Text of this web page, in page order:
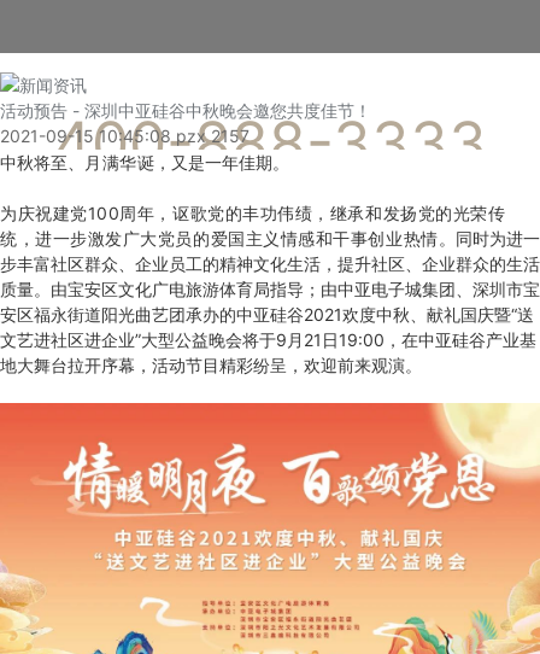
400-888-3333
活动预告 - 深圳中亚硅谷中秋晚会邀您共度佳节！
2021-09-15 10:45:08 pzx 2157
中秋将至、
月满华诞 ，又是一年佳期。
为庆祝建党100周年，讴歌党的丰功伟绩，继承和发扬党的光荣传
统，进一步激发广大党员的爱国主义情感和干事创业热情。 同时为进一
步丰富社区群众、企业员工的精神文化生活，提升社区、企业群众的生活
质量。 由宝安区文化广电旅游体育局指导；由中亚电子城集团、深圳市宝
安区福永街道阳光曲艺团承办的中亚硅谷2021欢度中秋、献礼国庆暨“送
文艺进社区进企业”大型公益晚会将于9月 21 日19:00 ， 在中亚硅谷产业基
地大舞台拉开序幕 ，活动节目精彩纷呈，欢迎前来观演。